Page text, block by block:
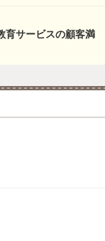
育サービスの顧客満